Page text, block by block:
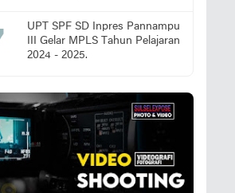
Stunting
UPT SPF SD Inpres Pannampu
III Gelar MPLS Tahun Pelajaran
2024 - 2025.